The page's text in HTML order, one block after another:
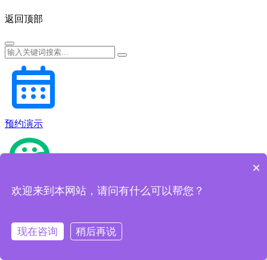
返回顶部
预约演示
微信咨询
×
欢迎来到本网站，请问有什么可以帮您？
现在咨询 稍后再说